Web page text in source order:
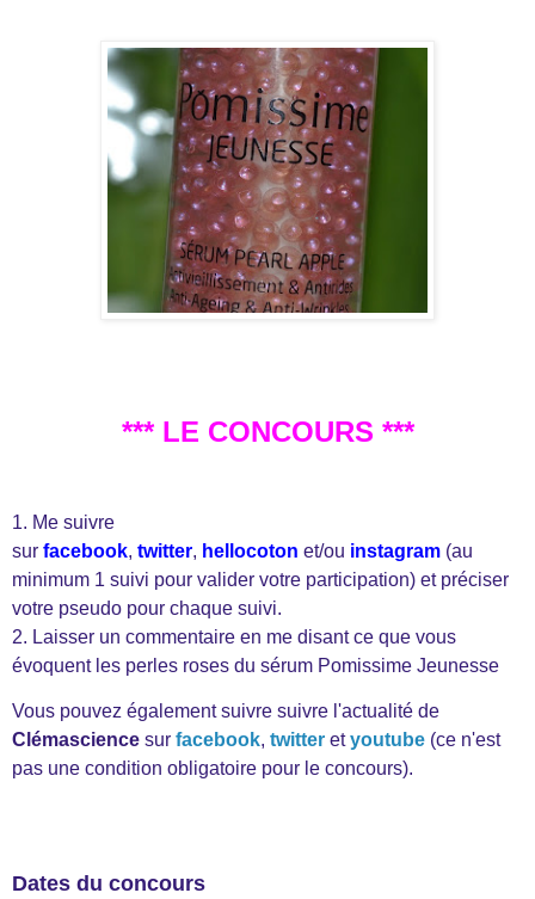
*** LE CONCOURS ***
1. Me suivre
sur facebook, twitter, hellocoton et/ou instagram (au
minimum 1 suivi pour valider votre participation) et préciser
votre pseudo pour chaque suivi.
2. Laisser un commentaire en me disant ce que vous
évoquent les perles roses du sérum Pomissime Jeunesse
Vous pouvez également suivre suivre l'actualité de
Clémascience sur facebook, twitter etyoutube (ce n'est
pas une condition obligatoire pour le concours).
Dates du concours